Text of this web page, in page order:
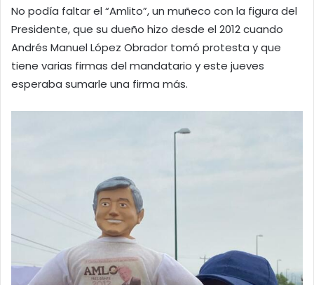
No podía faltar el “Amlito”, un muñeco con la figura del
Presidente, que su dueño hizo desde el 2012 cuando
Andrés Manuel López Obrador tomó protesta y que
tiene varias firmas del mandatario y este jueves
esperaba sumarle una firma más.